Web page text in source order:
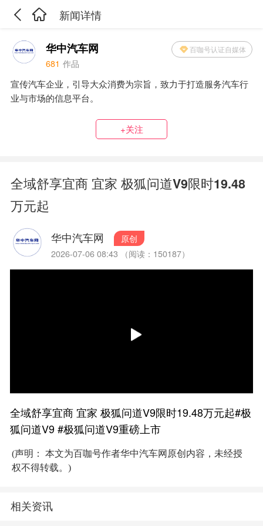
新闻详情
华中汽车网 百咖号认证自媒体
681 作品
宣传汽车企业，引导大众消费为宗旨，致力于打造服务汽车行
业与市场的信息平台。
+关注
全域舒享宜商 宜家 极狐问道V9限时19.48
万元起
华中汽车网
原创
2026-07-06 08:43 （阅读：150187）
全域舒享宜商 宜家 极狐问道V9限时19.48万元起#极
狐问道V9 #极狐问道V9重磅上市
(声明： 本文为百咖号作者华中汽车网原创内容，未经授
权不得转载。)
相关资讯